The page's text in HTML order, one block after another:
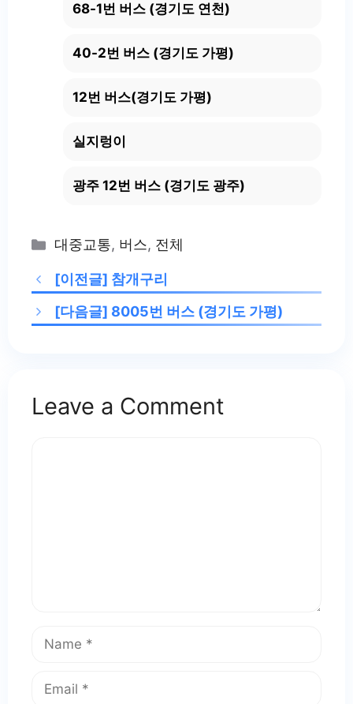
68-1번 버스 (경기도 연천)
40-2번 버스 (경기도 가평)
12번 버스(경기도 가평)
실지렁이
광주 12번 버스 (경기도 광주)
Categories
대중교통, 버스, 전체
[이전글] 참개구리
[다음글] 8005번 버스 (경기도 가평)
Leave a Comment
Name
Email